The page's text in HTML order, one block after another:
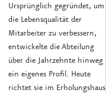
Ursprünglich gegründet, um
die Lebensqualität der
Mitarbeiter zu verbessern,
entwickelte die Abteilung
über die Jahrzehnte hinweg
ein eigenes Profil. Heute
richtet sie im Erholungshaus